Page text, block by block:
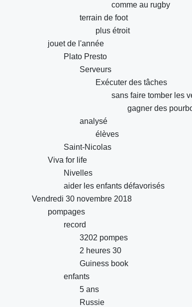
comme au rugby
terrain de foot
plus étroit
jouet de l'année
Plato Presto
Serveurs
Exécuter des tâches
sans faire tomber les
gagner des
analysé
élèves
Saint-Nicolas
Viva for life
Nivelles
aider les enfants défavorisés
Vendredi 30 novembre 2018
pompages
record
3202 pompes
2 heures 30
Guiness book
enfants
5 ans
Russie